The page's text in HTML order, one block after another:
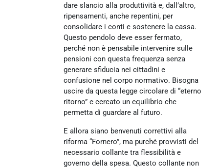
dare slancio alla produttività e, dall’altro,
ripensamenti, anche repentini, per
consolidare i conti e sostenere la cassa.
Questo pendolo deve esser fermato,
perché non è pensabile intervenire sulle
pensioni con questa frequenza senza
generare sfiducia nei cittadini e
confusione nel corpo normativo. Bisogna
uscire da questa legge circolare di “eterno
ritorno” e cercato un equilibrio che
permetta di guardare al futuro.
E allora siano benvenuti correttivi alla
riforma “Fornero”, ma purché provvisti del
necessario collante tra flessibilità e
governo della spesa. Questo collante non